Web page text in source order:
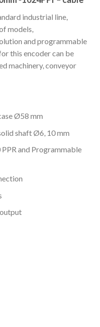
industrial line,
models,
and programmable
this encoder can be
machinery, conveyor
Ø58 mm
shaft Ø6, 10 mm
and Programmable